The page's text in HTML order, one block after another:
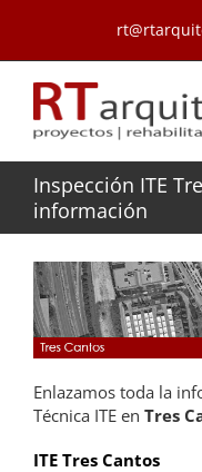
contenido
Inspección ITE
información
Enlazamos toda la
Técnica ITE en Tres
ITE Tres Cantos